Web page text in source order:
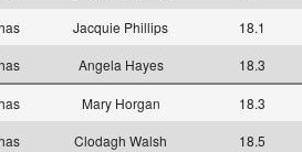
Jacquie Phillips 18.1
Angela Hayes 18.3
Mary Horgan 18.3
Clodagh Walsh 18.5